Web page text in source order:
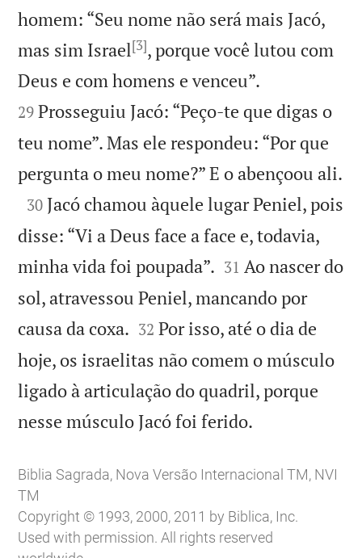
homem: “Seu nome não será mais Jacó,
mas sim Israel[3], porque você lutou com
Deus e com homens e venceu”.
29 Prosseguiu Jacó: “Peço-te que digas o
teu nome”. Mas ele respondeu: “Por que
pergunta o meu nome?” E o abençoou ali.

30 Jacó chamou àquele lugar Peniel, pois
disse: “Vi a Deus face a face e, todavia,
minha vida foi poupada”. 

31 Ao nascer do
sol, atravessou Peniel, mancando por
causa da coxa. 

32 Por isso, até o dia de
hoje, os israelitas não comem o músculo
ligado à articulação do quadril, porque
nesse músculo Jacó foi ferido.
Biblia Sagrada, Nova Versão Internacional TM, NVI
TM
Copyright © 1993, 2000, 2011 by Biblica, Inc.
Used with permission. All rights reserved